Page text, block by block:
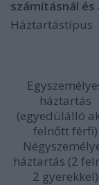
számításnál
Háztartástípus
háztartás
(egyedülálló
felnőtt férfi)
háztartás (2
2 gyerekkel)